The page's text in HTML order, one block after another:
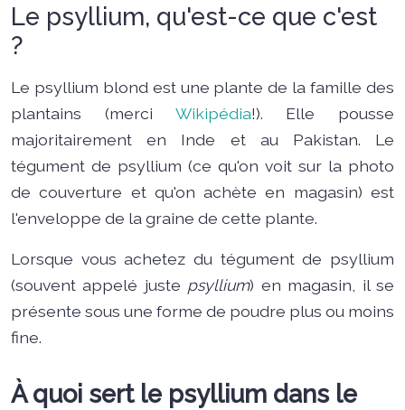
Le psyllium, qu'est-ce que c'est
?
Le psyllium blond est une plante de la famille des
plantains (merci Wikipédia!). Elle pousse
majoritairement en Inde et au Pakistan. Le
tégument de psyllium (ce qu'on voit sur la photo
de couverture et qu'on achète en magasin) est
l'enveloppe de la graine de cette plante.
Lorsque vous achetez du tégument de psyllium
(souvent appelé juste psyllium) en magasin, il se
présente sous une forme de poudre plus ou moins
fine.
À quoi sert le psyllium dans le